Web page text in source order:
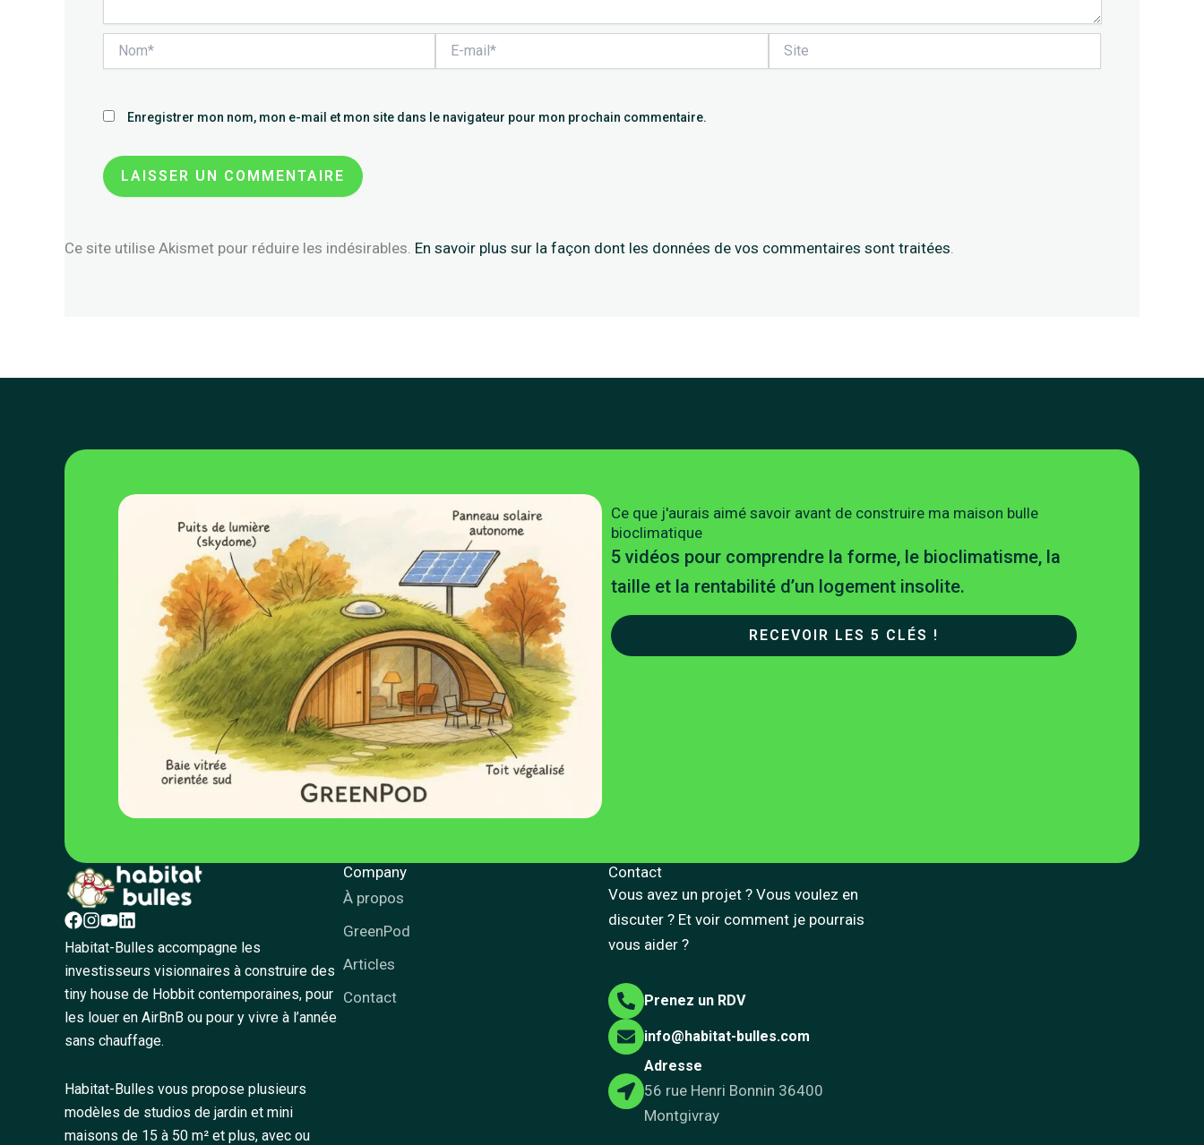
mail*
Enregistrer mon nom, mon e-mail et mon site dans le navigateur pour mon prochain commentaire.
Ce site utilise Akismet pour réduire les indésirables. En savoir plus sur la façon dont les données de vos commentaires sont traitées
Ce que j'aurais aimé savoir avant de construire ma maison bulle
bioclimatique
5 vidéos pour comprendre la forme, le bioclimatisme, la
taille et la rentabilité d’un logement insolite.
RECEVOIR LES 5 CLÉS !
Habitat-Bulles accompagne les
investisseurs visionnaires à construire des
tiny house de Hobbit contemporaines, pour
les louer en AirBnB ou pour y vivre à l’année
sans chauffage.
Habitat-Bulles vous propose plusieurs
modèles de studios de jardin et mini
maisons de 15 à 50 m² et plus, avec ou
Company
À propos
GreenPod
Articles
Contact
Contact
Vous avez un projet ? Vous voulez en
discuter ? Et voir comment je pourrais
vous aider ?
Prenez un RDV
info@habitat-bulles.com
Adresse
56 rue Henri Bonnin 36400
Montgivray